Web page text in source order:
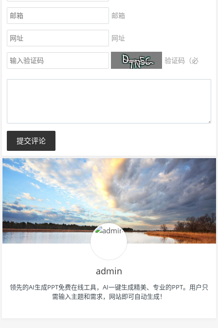
邮箱
网址
验证码（必
填）
提交评论
admin
领先的AI生成PPT免费在线工具，AI一键生成精美、专业的PPT。用户只
需输入主题和需求，网站即可自动生成！